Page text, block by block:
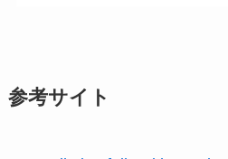
参考サイト